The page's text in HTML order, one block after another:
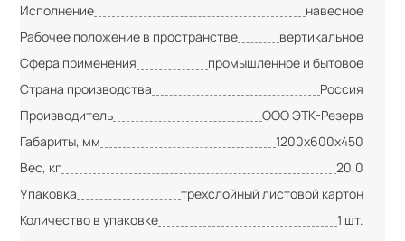
Исполнение
навесное
Рабочее положение в пространстве
вертикальное
Сфера применения
промышленное и бытовое
Страна производства
Россия
Производитель
ООО ЭТК-Резерв
Габариты, мм
1200х600х450
Вес, кг
20,0
Упаковка
трехслойный листовой картон
Количество в упаковке
1 шт.